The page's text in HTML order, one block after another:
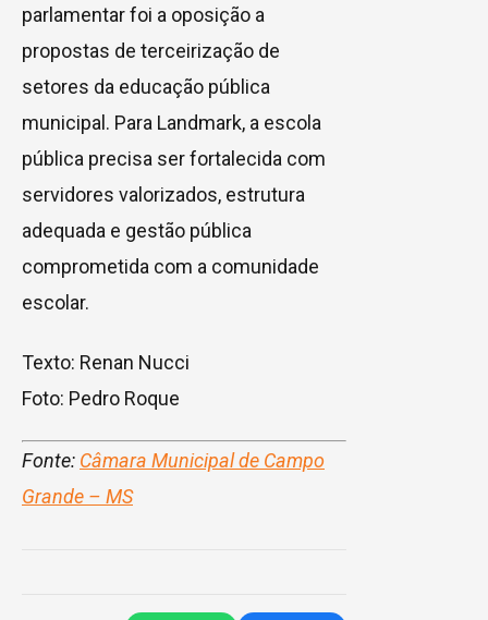
parlamentar foi a oposição a
propostas de terceirização de
setores da educação pública
municipal. Para Landmark, a escola
pública precisa ser fortalecida com
servidores valorizados, estrutura
adequada e gestão pública
comprometida com a comunidade
escolar.
Texto: Renan Nucci
Foto: Pedro Roque
Fonte: Câmara Municipal de Campo
Grande – MS